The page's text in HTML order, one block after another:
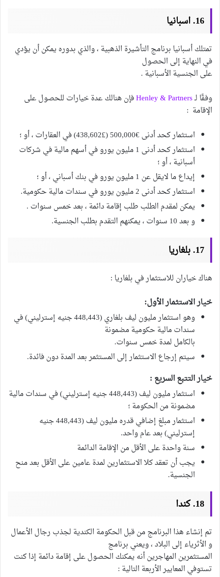
16. اسبانيا
تمتلك أسبانيا برنامج التأشيرة الذهبية ، والذي بدوره يمكن أن يؤدي
في النهاية إلى الحصول
على الجنسية الأسبانية .
وفقًا لـHenley & Partnersفإن هنالك عدة خيارات للحصول على
الإقامة :
استثمار كحد أدنى €500,000 (£438,602) في العقارات ، أو ؛
استثمار كحد أدنى 1 مليون يورو في أسهم مالية في شركات
أسبانية ، أو ؛
إيداع ما لايقل عن 1 مليون يورو في بنك أسباني ، أو ؛
استثمار كحد أدنى 2 مليون يورو في سندات مالية حكومية.
يمكن لمقدم الطلب طلب إقامة دائمة ، بعد خمس سنوات .
و بعد 10 سنوات ، يمكنهم التقدم بطلب الجنسية.
17. بلغاريا
هناك خياران للاستثمار في بلغاريا :
خيار الاستثمار الأول:
وهو استثمار مليون ليف بلغاري (448,443 جنيه إسترليني) في
سندات مالية حكومية مضمونة
بالكامل لمدة خمس سنوات.
سيتم إرجاع الاستثمار إلى المستثمر بعد المدة دون فائدة.
خيار التتبع السريع :
استثمار مليون ليف (448,443 جنيه إسترليني) في سندات مالية
مضمونة من الحكومة ؛
استثمار مبلغ إضافي قدره مليون ليف (448,443 جنيه
إسترليني) بعد عام واحد.
سنة واحدة على الأقل من الإقامة الدائمة
يجب أن تعقد كلا الاستثمارين لمدة عامين على الأقل بعد منح
الجنسية.
18. كندا
تم إنشاء هذا البرنامج من قبل الحكومة الكندية لجذب رجال الأعمال
و الأثرياء إلى البلاد ، ويعني برنامج
المستثمرين المهاجرين أنه يمكنك الحصول على إقامة دائمة إذا كنت
تستوفي المعايير الأربعة التالية :